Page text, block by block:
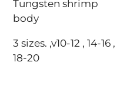
Tungsten shrimp
body
3 sizes. ,v10-12 , 14-16 ,
18-20